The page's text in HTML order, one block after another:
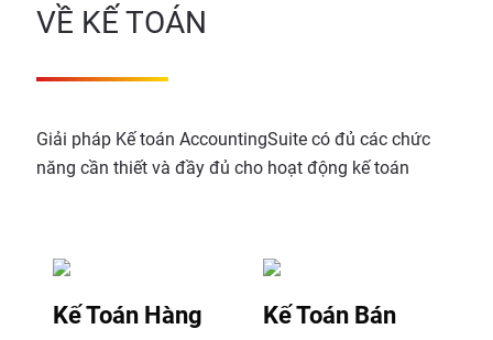
VỀ KẾ TOÁN
Giải pháp Kế toán AccountingSuite có đủ các chức
năng cần thiết và đầy đủ cho hoạt động kế toán
Kế Toán Hàng
Kế Toán Bán